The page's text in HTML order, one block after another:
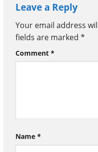
Leave a Reply
Your email address
fields are marked *
Comment *
Name *